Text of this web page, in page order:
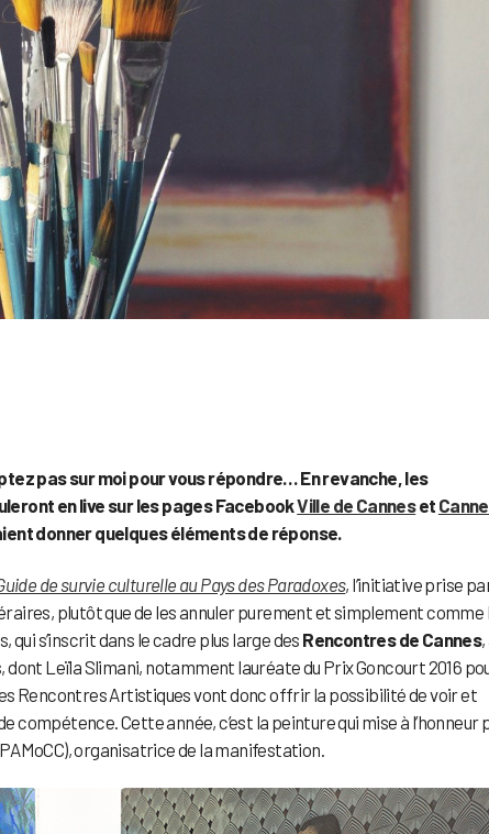
pas sur moi pour vous répondre… En revanche, les
en live sur les pages FacebookVille de Canneset
donner quelques éléments de réponse.
de survie culturelle au Pays des Paradoxes, l’initiative prise
plutôt que de les annuler purement et simplement comme
s’inscrit dans le cadre plus large des Rencontres de Cannes,
dont Leïla Slimani, notamment lauréate du Prix Goncourt 2016
Rencontres Artistiques vont donc offrir la possibilité de voir et
compétence. Cette année, c’est la peinture qui mise à l’honneur
organisatrice de la manifestation.